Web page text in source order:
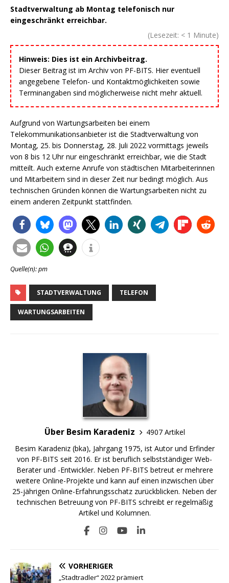
Stadtverwaltung ab Montag telefonisch nur
eingeschränkt erreichbar.
(Lesezeit: < 1 Minute)
Hinweis: Dies ist ein Archivbeitrag.
Dieser Beitrag ist im Archiv von PF-BITS. Hier eventuell
angegebene Telefon- und Kontaktmöglichkeiten sowie
Terminangaben sind möglicherweise nicht mehr aktuell.
Aufgrund von Wartungsarbeiten bei einem
Telekommunikationsanbieter ist die Stadtverwaltung von
Montag, 25. bis Donnerstag, 28. Juli 2022 vormittags jeweils
von 8 bis 12 Uhr nur eingeschränkt erreichbar, wie die Stadt
mitteilt. Auch externe Anrufe von städtischen Mitarbeiterinnen
und Mitarbeitern sind in dieser Zeit nur bedingt möglich. Aus
technischen Gründen können die Wartungsarbeiten nicht zu
einem anderen Zeitpunkt stattfinden.
Quelle(n): pm
STADTVERWALTUNG TELEFON
WARTUNGSARBEITEN
Über Besim Karadeniz
4907 Artikel
Besim Karadeniz (bka), Jahrgang 1975, ist Autor und Erfinder
von PF-BITS seit 2016. Er ist beruflich selbstständiger Web-
Berater und -Entwickler. Neben PF-BITS betreut er mehrere
weitere Online-Projekte und kann auf einen inzwischen über
25-jährigen Online-Erfahrungsschatz zurückblicken. Neben der
technischen Betreuung von PF-BITS schreibt er regelmäßig
Artikel und Kolumnen.
VORHERIGER
„Stadtradler“ 2022 prämiert